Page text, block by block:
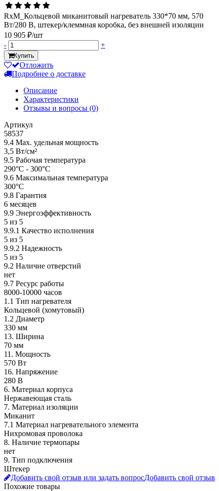
RxM_Кольцевой миканитовый нагреватель 330*70 мм, 570
Вт/280 В, штекер/клеммная коробка, без внешней изоляции
10 905 ₽/шт
-
+
Купить
Отложить
Подробнее о доставке
Описание
Характеристики
Отзывы и вопросы (0)
Артикул
58537
9.4 Мах. удельная мощность
3,5 Вт/см²
9.5 Рабочая температура
290°С - 300°С
9.6 Максимальная температура
300°С
9.8 Гарантия
6 месяцев
9.9 Энергоэффективность
5 из 5
9.9.1 Качество исполнения
5 из 5
9.9.2 Надежность
5 из 5
9.2 Наличие отверстий
нет
9.7 Ресурс работы
8000-10000 часов
1.1 Тип нагревателя
Кольцевой (хомутовый)
1.2 Диаметр
330 мм
13. Ширина
70 мм
11. Мощность
570 Вт
16. Напряжение
280 В
6. Материал корпуса
Нержавеющая сталь
7. Материал изоляции
Миканит
7.1 Материал нагревательного элемента
Нихромовая проволока
8. Наличие термопары
нет
9. Тип подключения
Штекер
Добавить свой отзыв или задать вопросДобавить свой отзыв
Похожие товары